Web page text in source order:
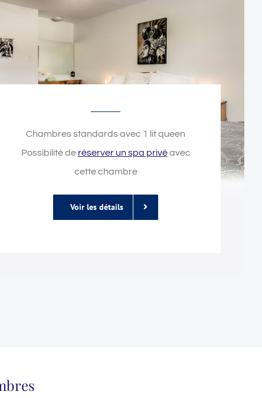
Chambres standards avec 1 lit queen
Possibilité de réserver un spa privéavec
cette chambre
Voir les détails